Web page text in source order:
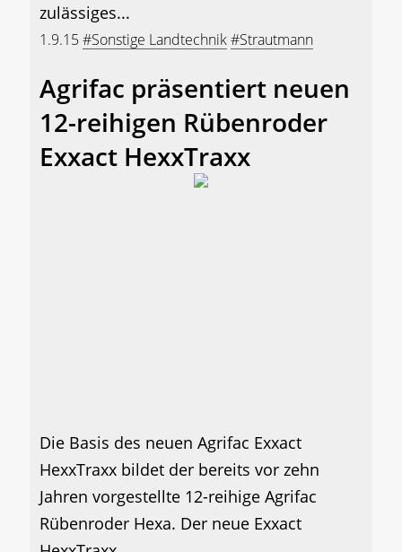
zulässiges...
1.9.15#Sonstige Landtechnik#Strautmann
Agrifac präsentiert neuen
12-reihigen Rübenroder
Exxact HexxTraxx
Die Basis des neuen Agrifac Exxact
HexxTraxx bildet der bereits vor zehn
Jahren vorgestellte 12-reihige Agrifac
Rübenroder Hexa. Der neue Exxact